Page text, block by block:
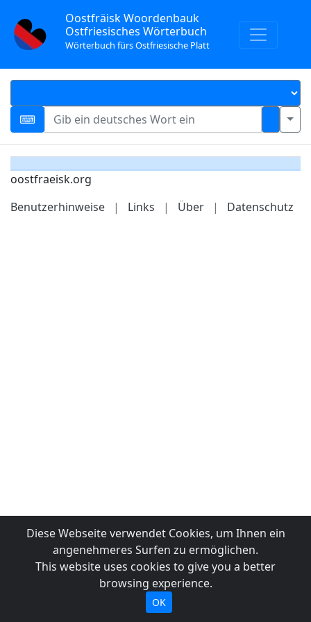
Oostfräisk Woordenbauk
Ostfriesisches Wörterbuch
Wörterbuch fürs Ostfriesische Platt
oostfraeisk.org
Benutzerhinweise
| Links | Über | Datenschutz
Diese Webseite verwendet Cookies, um Ihnen ein
angenehmeres Surfen zu ermöglichen.
This website uses cookies to give you a better
browsing experience.
OK